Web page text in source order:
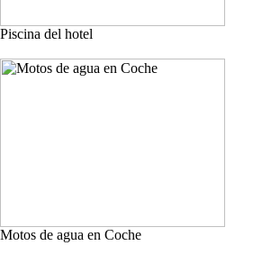
Piscina del hotel
Motos de agua en Coche